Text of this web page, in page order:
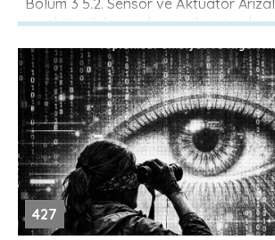
Araştırma
ve aktüatörler, mekatronik
arızalar şunlardır: Sensör Arızaları:
veri […]
427